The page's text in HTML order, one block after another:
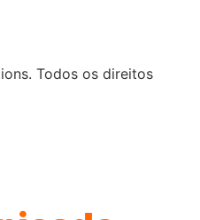
Todos os direitos